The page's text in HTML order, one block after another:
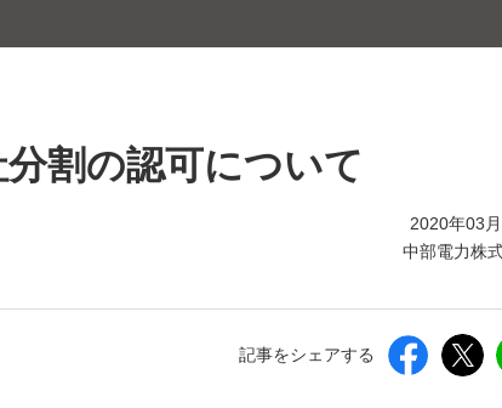
割の認可について
2020年03
中部電力株
記事をシェアする